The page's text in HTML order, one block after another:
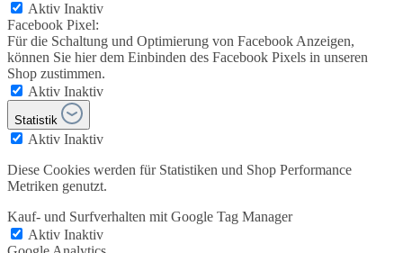
Aktiv Inaktiv
Facebook Pixel:
Für die Schaltung und Optimierung von Facebook Anzeigen,
können Sie hier dem Einbinden des Facebook Pixels in unseren
Shop zustimmen.
Aktiv Inaktiv
Statistik
Aktiv Inaktiv
Diese Cookies werden für Statistiken und Shop Performance
Metriken genutzt.
Kauf- und Surfverhalten mit Google Tag Manager
Aktiv Inaktiv